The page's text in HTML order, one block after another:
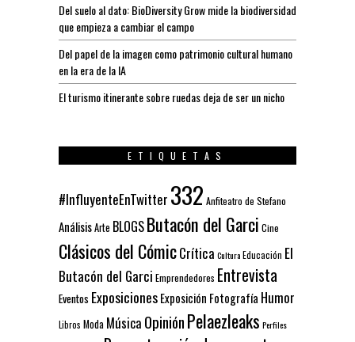
Del suelo al dato: BioDiversity Grow mide la biodiversidad
que empieza a cambiar el campo
Del papel de la imagen como patrimonio cultural humano
en la era de la IA
El turismo itinerante sobre ruedas deja de ser un nicho
ETIQUETAS
#InfluyenteEnTwitter 332 Anfiteatro de Stefano
AnálisisArte BLOGSButacón del Garci Cine
Clásicos del CómicCrítica CulturaEducación El
Butacón del Garci Emprendedores Entrevista
Eventos ExposicionesExposición Fotografía Humor
Libros Moda Música OpiniónPelaezleaks Perfiles